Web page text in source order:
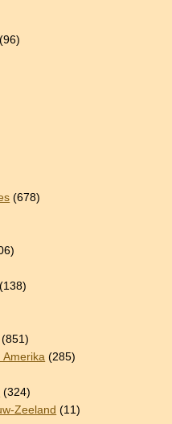
(96)
(678)
(138)
(851)
(285)
(324)
Zeeland (11)